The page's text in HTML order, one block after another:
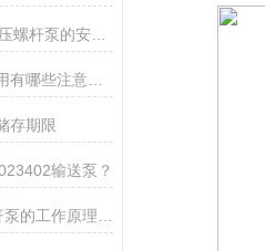
浅析ZNYB01023202低压螺杆泵的安装注意事项
智能高低压润滑站的使用有哪些注意事项？
存期限
输送泵？